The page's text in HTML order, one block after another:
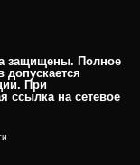
защищены. Полное
допускается
При
ссылка на сетевое